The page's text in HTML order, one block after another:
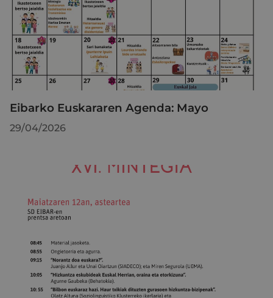
Eibarko Euskararen Agenda: Mayo
29/04/2026